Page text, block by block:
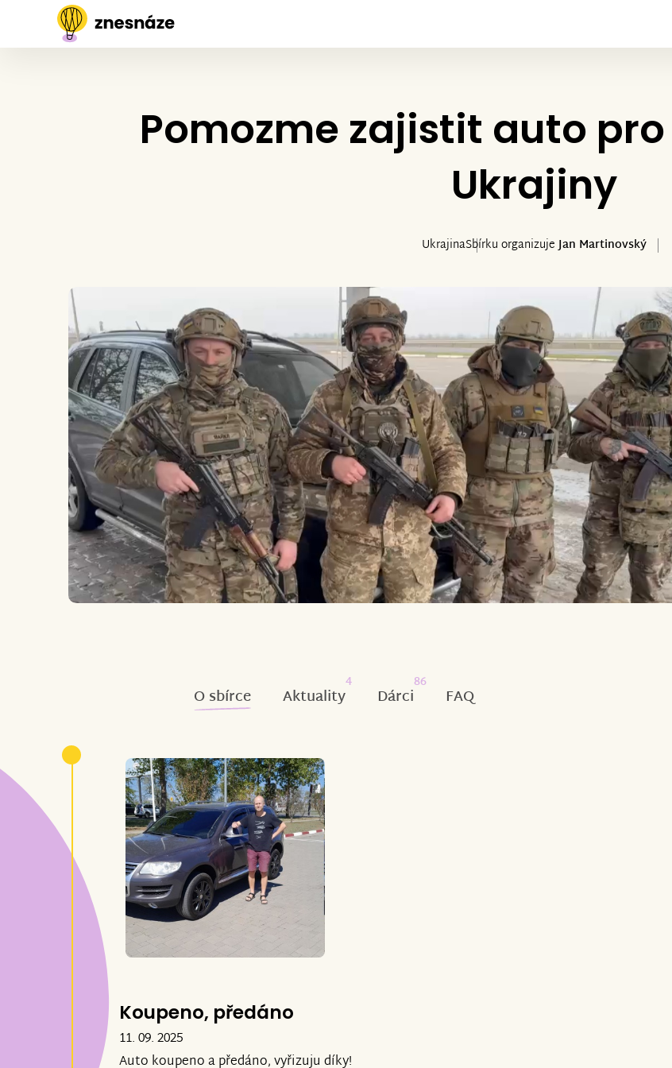
Pomozme zajistit auto
Ukrajiny
UkrajinaSbírku organizujeJan Martinovský
O sbírce Aktuality
4
Dárci
86
FAQ
Koupeno, předáno
11. 09. 2025
Auto koupeno a předáno, vyřizuju díky!